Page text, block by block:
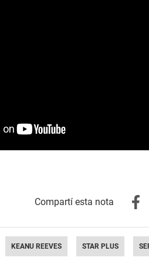
KEANU REEVES STAR PLUS